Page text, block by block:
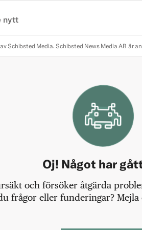
nytt
Schibsted Media. Schibsted News Media AB är
Oj! Något har
och försöker åtgärda
frågor eller funderingar? Mejla